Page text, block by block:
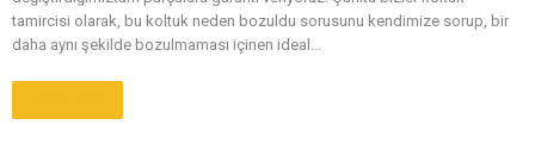
tamircisi olarak, bu koltuk neden bozuldu sorusunu kendimize sorup, bir
daha aynı şekilde bozulmaması içinen ideal...